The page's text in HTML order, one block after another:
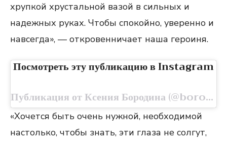
хрупкой хрустальной вазой в сильных и
надежных руках. Чтобы спокойно, уверенно и
навсегда», — откровенничает наша героиня.
Посмотреть эту публикацию в Instagram
Публикация от Ксения Бородина (@borodylia)
«Хочется быть очень нужной, необходимой
настолько, чтобы знать, эти глаза не солгут,